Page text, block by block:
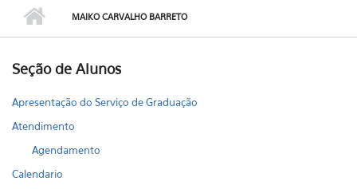
MAIKO CARVALHO BARRETO
Seção de Alunos
Apresentação do Serviço de Graduação
Atendimento
Agendamento
Calendario